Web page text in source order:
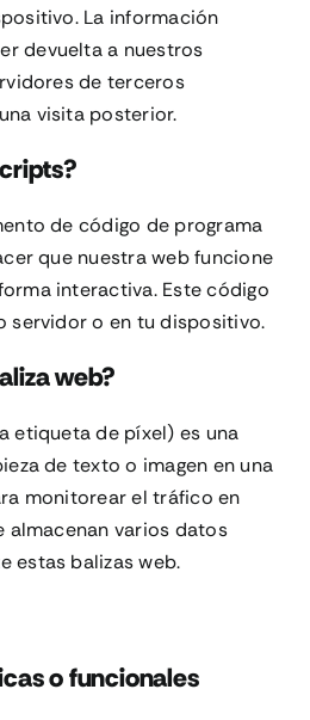
La información
devuelta a nuestros
de terceros
visita posterior.
de código de programa
que nuestra web funcione
interactiva. Este código
servidor o en tu dispositivo.
web?
etiqueta de píxel) es una
de texto o imagen en una
monitorear el tráfico en
almacenan varios datos
estas balizas web.
o funcionales